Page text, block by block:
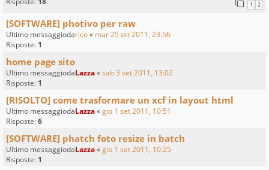
1 2
[SOFTWARE] photivo per raw
Ultimo messaggiodarico« mar 25 ott 2011, 23:56
Risposte: 1
home page sito
Ultimo messaggiodaLazza«sab 3 set 2011, 13:02
Risposte: 1
[RISOLTO] come trasformare un xcf in layout html
Ultimo messaggiodaLazza«gio 1 set 2011, 10:51
Risposte:6
[SOFTWARE] phatch foto resize in batch
Ultimo messaggiodaLazza«gio 1 set 2011, 10:25
Risposte: 1